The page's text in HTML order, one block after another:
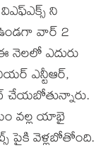
ని
వార్ 2
నెలలో ఎదురు
ఎన్టీఆర్,
చేయబోతున్నారు.
వల్ల యాభై
పైకి వెళ్లబోతోంది.